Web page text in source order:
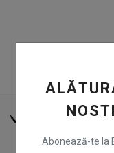
Abonează-te la